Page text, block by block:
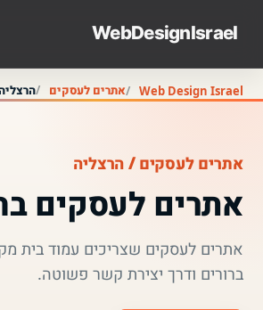
Web Design Israel אתרים לעסקים
אתרים לעסקים / הרצליה
אתרים לעסקים
אתרים לעסקים שצריכים עמוד בית
ברורים ודרך יצירת קשר פשוטה.